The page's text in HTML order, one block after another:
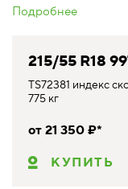
Подробнее
215/55 R18
TS72381 индекс
775 кг
от 21 350 ₽*
КУПИТЬ